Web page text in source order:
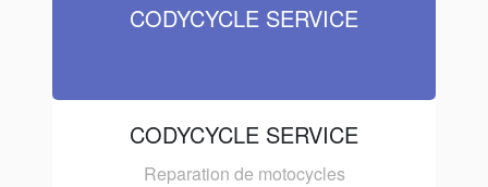
CODYCYCLE SERVICE
CODYCYCLE SERVICE
Reparation de motocycles